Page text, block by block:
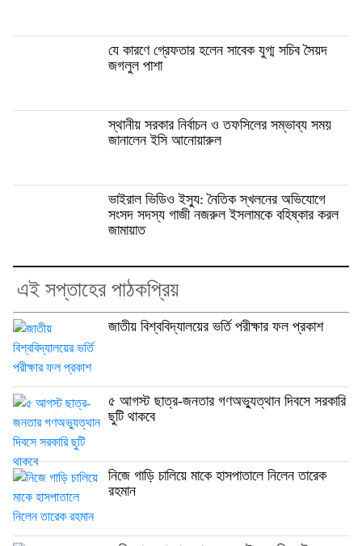
যে কারণে গ্রেফতার হলেন সাবেক যুগ্ম সচিব সৈয়দ
জগলুল পাশা
স্থানীয় সরকার নির্বাচন ও তফসিলের সম্ভাব্য সময়
জানালেন ইসি আনোয়ারুল
ভাইরাল ভিডিও ইস্যু: নৈতিক স্খলনের অভিযোগে
সংসদ সদস্য গাজী নজরুল ইসলামকে বহিষ্কার করল
জামায়াত
এই সপ্তাহের পাঠকপ্রিয়
জাতীয় বিশ্ববিদ্যালয়ের ভর্তি পরীক্ষার ফল প্রকাশ
৫ আগস্ট ছাত্র-জনতার গণঅভ্যুত্থান দিবসে সরকারি
ছুটি থাকবে
নিজে গাড়ি চালিয়ে মাকে হাসপাতালে নিলেন তারেক
রহমান